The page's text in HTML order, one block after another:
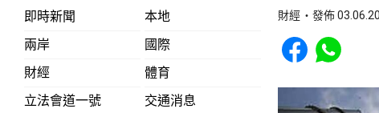
即時新聞
本地
兩岸
國際
財經
體育
立法會道一號
交通消息
財經 發佈
Share to Facebook
Share to